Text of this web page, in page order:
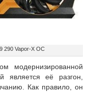
290 Vapor-X OC
модернизированной
является её разгон,
Как правило, он